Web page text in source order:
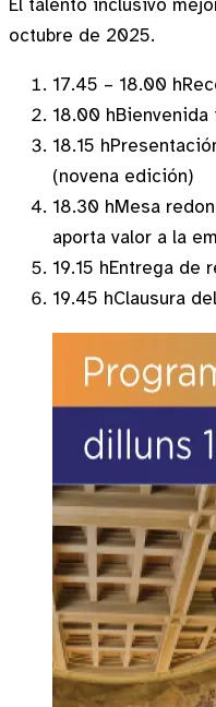
octubre de 2025.
17.45 – 18.00 h
18.00 h
18.15 h
(novena edición)
18.30 hMesa
aporta valor a la
19.15 hEntrega de
19.45 hClausura